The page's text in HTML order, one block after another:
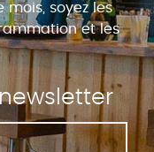
mois, soyez les
et les